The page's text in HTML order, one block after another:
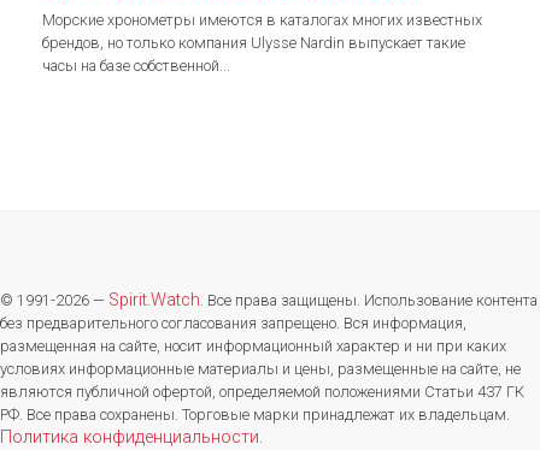
Морские хронометры имеются в каталогах многих известных
брендов, но только компания Ulysse Nardin выпускает такие
часы на базе собственной...
© 1991-2026 — Spirit.Watch. Все права защищены. Использование контента
без предварительного согласования запрещено. Вся информация,
размещенная на сайте, носит информационный характер и ни при каких
условиях информационные материалы и цены, размещенные на сайте, не
являются публичной офертой, определяемой положениями Статьи 437 ГК
РФ. Все права сохранены. Торговые марки принадлежат их владельцам.
Политика конфиденциальности.